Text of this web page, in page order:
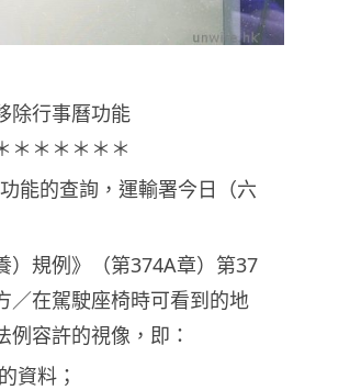
除行事曆功能
＊＊＊＊＊＊
能的查詢，運輸署今日（六
）規例》（第374A章）第37
／在駕駛座椅時可看到的地
容許的視像，即：
資料；